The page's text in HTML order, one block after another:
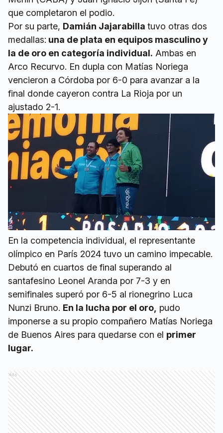
que completaron el podio.
Por su parte, Damián Jajarabilla tuvo otras dos
medallas: una de plata en equipos masculino y
la de oro en categoría individual. Ambas en
Arco Recurvo. En dupla con Matías Noriega
vencieron a Córdoba por 6-0 para avanzar a la
final donde cayeron contra La Rioja por un
ajustado 2-1.
En la competencia individual, el representante
olímpico en París 2024 tuvo un camino impecable.
Debutó en cuartos de final superando al
santafesino Leonel Aranda por 7-3 y en
semifinales superó por 6-5 al rionegrino Luca
Nunzi Bruno. En la lucha por el oro, pudo
imponerse a su propio compañero Matías Noriega
de Buenos Aires para quedarse con el primer
lugar.
Ads